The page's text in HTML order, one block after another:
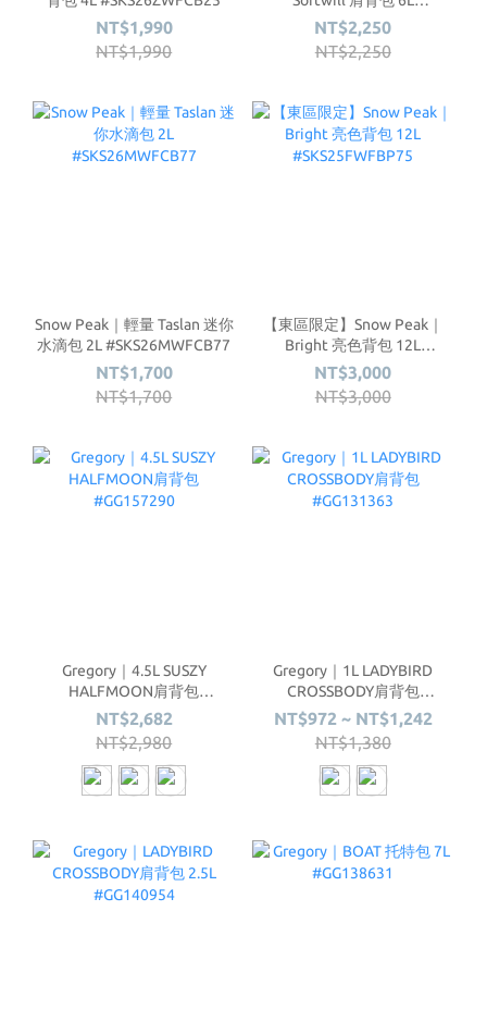
NT$1,990
NT$1,990
#SKS26ZWFCB24
NT$2,250
NT$2,250
Snow Peak｜輕量 Taslan 迷你
水滴包 2L #SKS26MWFCB77
NT$1,700
NT$1,700
【東區限定】Snow Peak｜
Bright 亮色背包 12L
#SKS25FWFBP75
NT$3,000
NT$3,000
Gregory｜4.5L SUSZY
HALFMOON肩背包
#GG157290
NT$2,682
NT$2,980
Gregory｜1L LADYBIRD
CROSSBODY肩背包
#GG131363
NT$972 ~ NT$1,242
NT$1,380